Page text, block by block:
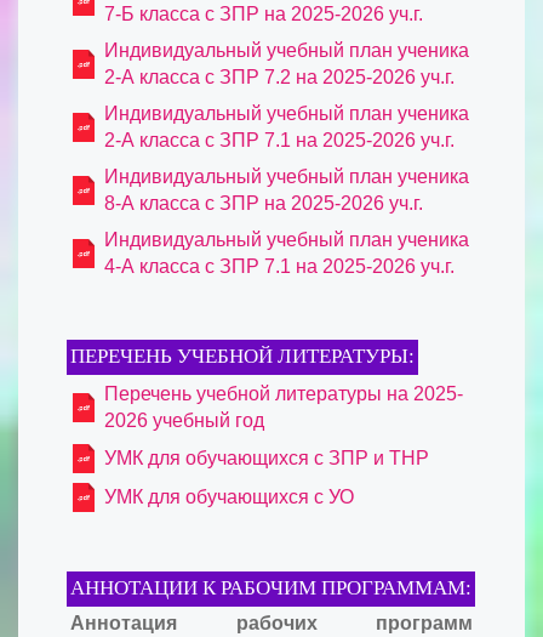
7-Б класса с ЗПР на 2025-2026 уч.г.
Индивидуальный учебный план ученика
2-А класса с ЗПР 7.2 на 2025-2026 уч.г.
Индивидуальный учебный план ученика
2-А класса с ЗПР 7.1 на 2025-2026 уч.г.
Индивидуальный учебный план ученика
8-А класса с ЗПР на 2025-2026 уч.г.
Индивидуальный учебный план ученика
4-А класса с ЗПР 7.1 на 2025-2026 уч.г.
ПЕРЕЧЕНЬ УЧЕБНОЙ ЛИТЕРАТУРЫ:
Перечень учебной литературы на 2025-
2026 учебный год
УМК для обучающихся с ЗПР и ТНР
УМК для обучающихся с УО
АННОТАЦИИ К РАБОЧИМ ПРОГРАММАМ:
Аннотация рабочих программ